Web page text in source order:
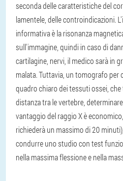
seconda delle caratteristiche del
lamentele, delle controindicazioni.
informativa è la risonanza
sull'immagine, quindi in caso di
cartilagine, nervi, il medico sarà in
malata. Tuttavia, un tomografo
quadro chiaro dei tessuti ossei,
distanza tra le vertebre,
vantaggio del raggio X è
richiederà un massimo di 20
condurre uno studio con test
nella massima flessione e nella